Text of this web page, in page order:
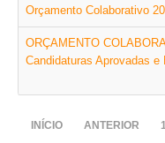
Orçamento Colaborativo
ORÇAMENTO
Candidaturas Aprovadas e
INÍCIO ANTERIOR